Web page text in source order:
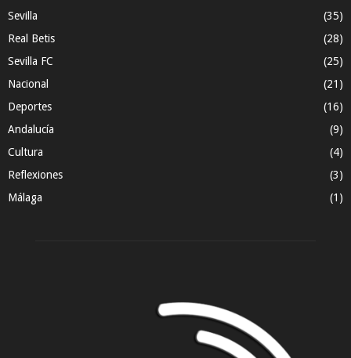
Sevilla
(35)
Real Betis
(28)
Sevilla FC
(25)
Nacional
(21)
Deportes
(16)
Andalucía
(9)
Cultura
(4)
Reflexiones
(3)
Málaga
(1)